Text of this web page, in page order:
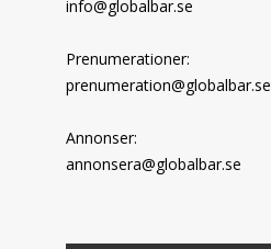
info@globalbar.se
Prenumerationer:
prenumeration@globalbar.se
Annonser:
annonsera@globalbar.se